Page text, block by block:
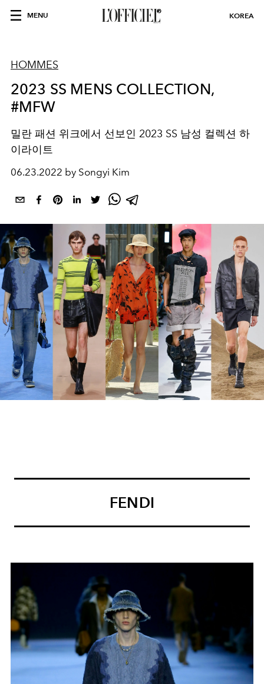
MENU KOREA
HOMMES
2023 SS MENS COLLECTION,
#MFW
밀란 패션 위크에서 선보인 2023 SS 남성 컬렉션 하
이라이트
06.23.2022 by Songyi Kim
FENDI